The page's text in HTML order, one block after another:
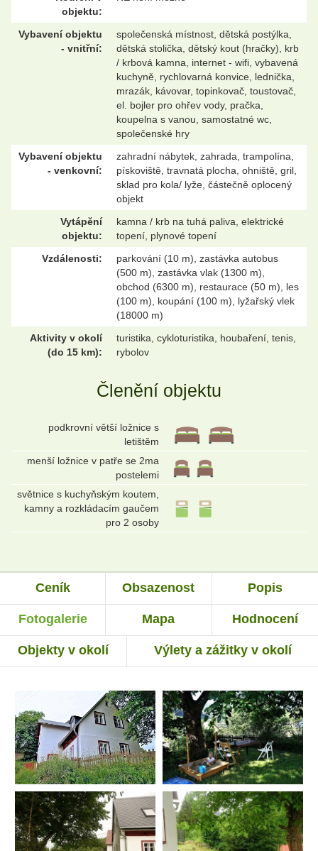
objektu:
Vybavení objektu
- vnitřní:
společenská místnost, dětská postýlka,
dětská stolička, dětský kout (hračky), krb
/ krbová kamna, internet - wifi, vybavená
kuchyně, rychlovarná konvice, lednička,
mrazák, kávovar, topinkovač, toustovač,
el. bojler pro ohřev vody, pračka,
koupelna s vanou, samostatné wc,
společenské hry
Vybavení objektu
- venkovní:
zahradní nábytek, zahrada, trampolína,
pískoviště, travnatá plocha, ohniště, gril,
sklad pro kola/ lyže, částečně oplocený
objekt
Vytápění
objektu:
kamna / krb na tuhá paliva, elektrické
topení, plynové topení
Vzdálenosti:
parkování (10 m), zastávka autobus
(500 m), zastávka vlak (1300 m),
obchod (6300 m), restaurace (50 m), les
(100 m), koupání (100 m), lyžařský vlek
(18000 m)
Aktivity v okolí
(do 15 km):
turistika, cykloturistika, houbaření, tenis,
rybolov
Členění objektu
podkrovní větší ložnice s
letištěm
menší ložnice v patře se 2ma
postelemi
světnice s kuchyňským koutem,
kamny a rozkládacím gaučem
pro 2 osoby
Ceník Obsazenost Popis
Fotogalerie Mapa Hodnocení
Objekty v okolí Výlety a zážitky v okolí